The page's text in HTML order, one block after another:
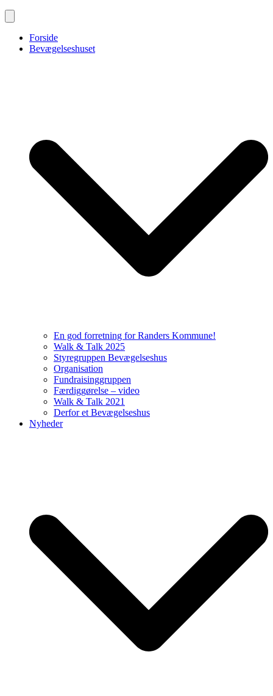
Forside
Bevægelseshuset
En god forretning for Randers Kommune!
Walk & Talk 2025
Styregruppen Bevægelseshus
Organisation
Fundraisinggruppen
Færdiggørelse – video
Walk & Talk 2021
Derfor et Bevægelseshus
Nyheder